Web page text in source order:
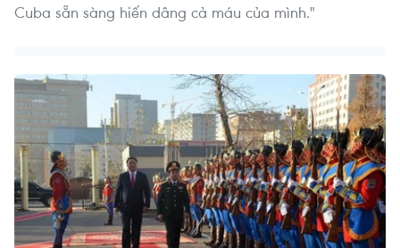
Cuba sẵn sàng hiến dâng cả máu của mình."